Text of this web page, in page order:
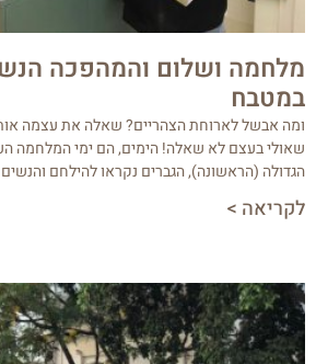
מלחמה ושלום והמהפכה
במטבח
ומה אבשל לארוחת הצהריים? שאלה את עצמה
שאולי בעצם לא שאלה! הימים, הם ימי המלחמה
הגדולה (הראשונה), הגברים נקראו להילחם והנשים
לקריאה >